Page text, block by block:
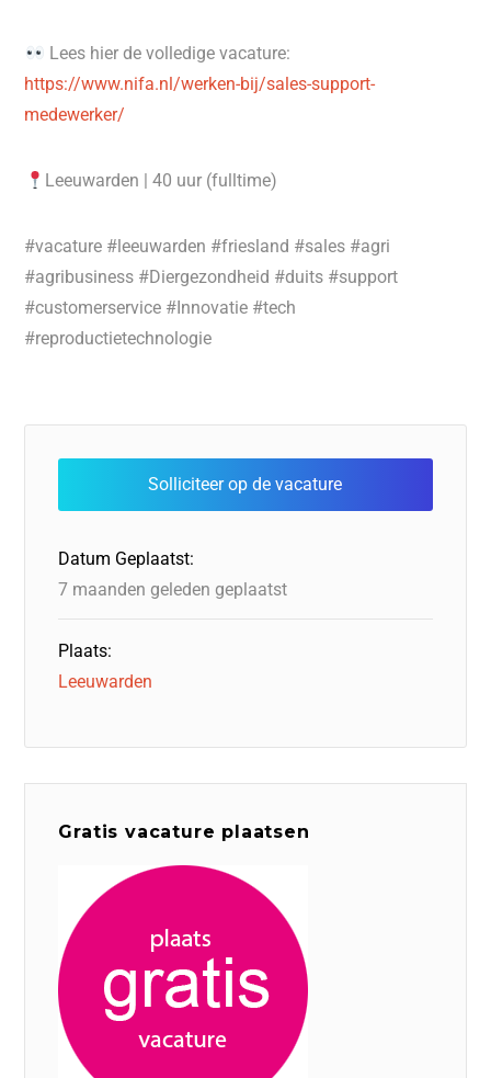
Lees hier de volledige vacature:
https://www.nifa.nl/werken-bij/sales-support-
medewerker/
Leeuwarden | 40 uur (fulltime)
#vacature #leeuwarden #friesland #sales #agri
#agribusiness #Diergezondheid #duits #support
#customerservice #Innovatie #tech
#reproductietechnologie
Datum Geplaatst:
7 maanden geleden geplaatst
Plaats:
Leeuwarden
Gratis vacature plaatsen